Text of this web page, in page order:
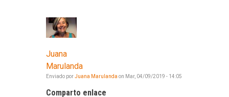
Juana
Marulanda
Enviado porJuana Marulanda on Mar, 04/09/2019 - 14:05
Comparto enlace